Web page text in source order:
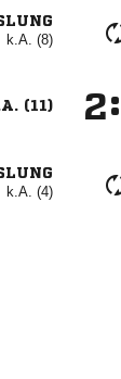
k.A. (8)
(11) :
k.A. (4)